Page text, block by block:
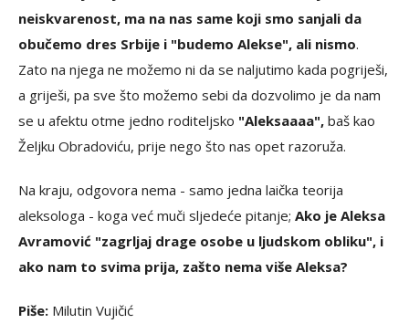
neiskvarenost, ma na nas same koji smo sanjali da
obučemo dres Srbije i "budemo Alekse", ali nismo.
Zato na njega ne možemo ni da se naljutimo kada pogriješi,
a griješi, pa sve što možemo sebi da dozvolimo je da nam
se u afektu otme jedno roditeljsko "Aleksaaaa", baš kao
Željku Obradoviću, prije nego što nas opet razoruža.
Na kraju, odgovora nema - samo jedna laička teorija
aleksologa - koga već muči sljedeće pitanje; Ako je Aleksa
Avramović "zagrljaj drage osobe u ljudskom obliku", i
ako nam to svima prija, zašto nema više Aleksa?
Piše: Milutin Vujičić